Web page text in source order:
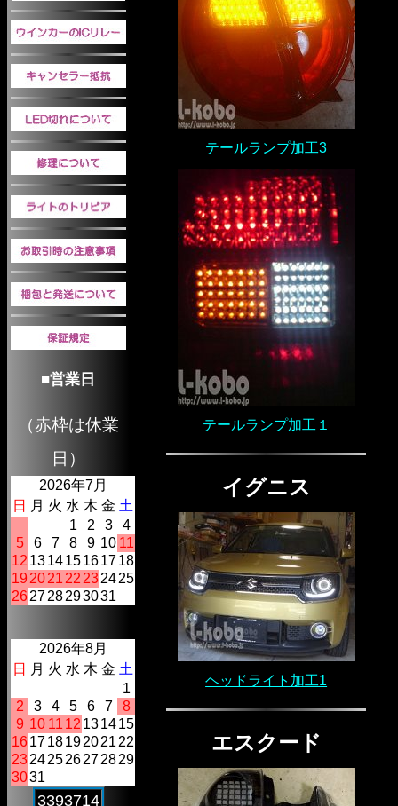
■営業日
（赤枠は休業
日）
2026年7月
日 月 火 水 木 金 土
1
2 3
4
5
6 7 8 9 10 11
12 131415161718
19202122232425
262728293031
2026年8月
日 月 火 水 木 金 土
1
2
3 4 5 6 7
8
9 10 11 12 131415
16 171819202122
23242526272829
3031
3393714
テールランプ加工3
テールランプ加工１
イグニス
ヘッドライト加工1
エスクード